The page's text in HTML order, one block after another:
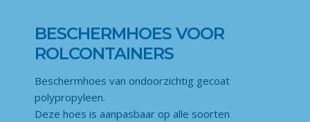
BESCHERMHOES VOOR
ROLCONTAINERS
Beschermhoes van ondoorzichtig gecoat
polypropyleen.
Deze hoes is aanpasbaar op alle soorten